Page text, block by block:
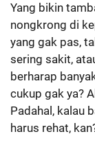
Yang bikin
nongkrong di
yang gak pas,
sering sakit,
berharap
cukup gak ya?
Padahal, kalau
harus rehat,